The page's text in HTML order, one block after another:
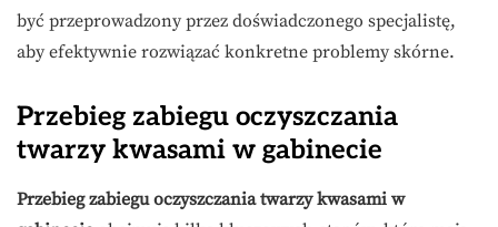
być przeprowadzony przez doświadczonego specjalistę,
aby efektywnie rozwiązać konkretne problemy skórne.
Przebieg zabiegu oczyszczania
twarzy kwasami w gabinecie
Przebieg zabiegu oczyszczania twarzy kwasami w